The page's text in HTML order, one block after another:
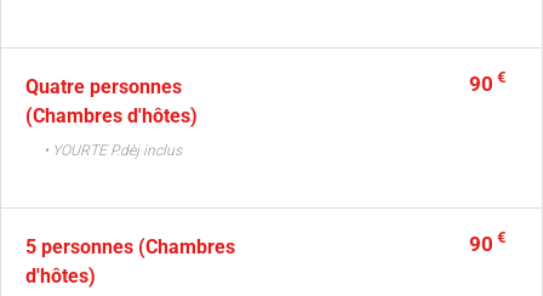
Quatre personnes
(Chambres d'hôtes)
90 €
• YOURTE P.dèj inclus
5 personnes (Chambres
d'hôtes)
90 €